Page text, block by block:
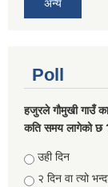
अन्य
Poll
हजुरले गौमुखी गाउँ
कति समय लागेको छ
Choices
उही दिन
२ दिन वा त्यो